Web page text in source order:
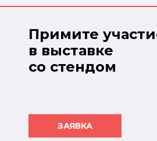
Примите
в выставке
со стендом
ЗАЯВКА